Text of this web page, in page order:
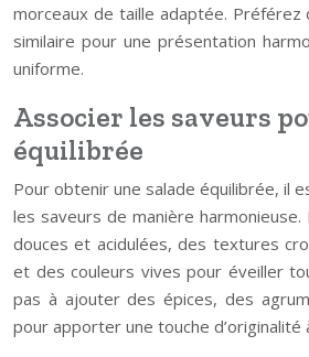
morceaux de taille adaptée. Préférez
similaire pour une présentation
uniforme.
Associer les saveurs
équilibrée
Pour obtenir une salade équilibrée, il
les saveurs de manière
douces et acidulées, des textures
et des couleurs vives pour éveiller
pas à ajouter des épices, des
pour apporter une touche d’originalité